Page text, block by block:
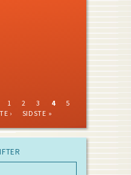
PAGE
1 PAGE
2 PAGE
3
CURRENT
PAGE
4 PAGE
5
›
LAST
SIDSTE »